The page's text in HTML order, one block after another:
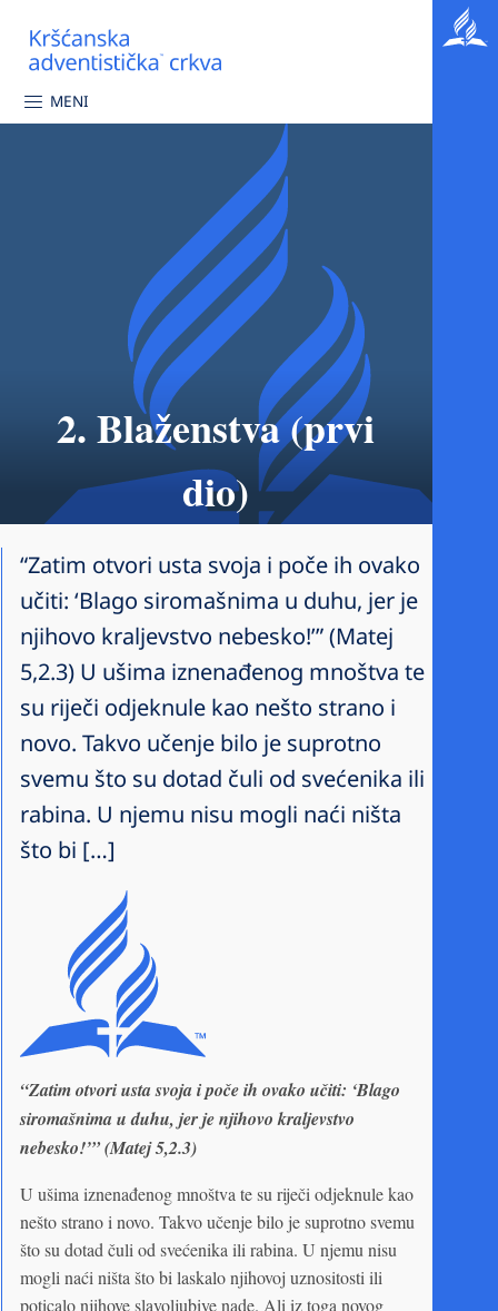
MENI
2. Blaženstva (prvi
dio)
“Zatim otvori usta svoja i poče ih ovako
učiti: ‘Blago siromašnima u duhu, jer je
njihovo kraljevstvo nebesko!’” (Matej
5,2.3) U ušima iznenađenog mnoštva te
su riječi odjeknule kao nešto strano i
novo. Takvo učenje bilo je suprotno
svemu što su dotad čuli od svećenika ili
rabina. U njemu nisu mogli naći ništa
što bi […]
“Zatim otvori usta svoja i poče ih ovako učiti: ‘Blago
siromašnima u duhu, jer je njihovo kraljevstvo
nebesko!’” (Matej 5,2.3)
U ušima iznenađenog mnoštva te su riječi odjeknule kao
nešto strano i novo. Takvo učenje bilo je suprotno svemu
što su dotad čuli od svećenika ili rabina. U njemu nisu
mogli naći ništa što bi laskalo njihovoj uznositosti ili
poticalo njihove slavoljubive nade. Ali iz toga novog